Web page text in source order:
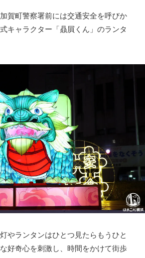
賀町警察署前には交通安全を呼びか
キャラクター「贔屓くん」のランタ
やランタンはひとつ見たらもうひと
好奇心を刺激し、時間をかけて街歩